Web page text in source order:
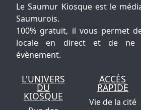
Le Saumur Kiosque est le
Saumurois.
100% gratuit, il vous permet
locale en direct et de ne
évènement.
L'UNIVERS
DU
KIOSQUE
ACCÈS
RAPIDE
Vie de la cité